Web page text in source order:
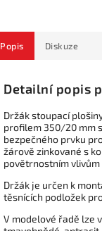
Popis Diskuze
Detailní popis
Držák stoupací
profilem 350/20 mm
bezpečného prvku
žárově zinkované s
povětrnostním vlivům
Držák je určen k
těsnících podložek
V modelové řadě lze